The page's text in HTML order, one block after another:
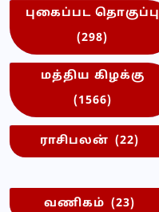
புகைப்பட தொகுப்பு
(298)
மத்திய கிழக்கு
(1566)
ராசிபலன் (22)
வணிகம் (23)